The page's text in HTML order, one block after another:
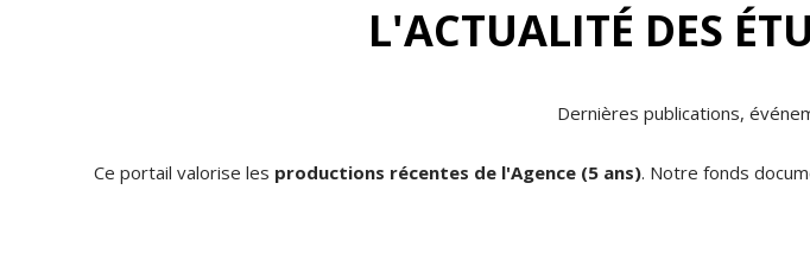
L'ACTUALITÉ DES
Dernières publications,
Ce portail valorise les productions récentes de l'Agence (5 ans). Notre fonds